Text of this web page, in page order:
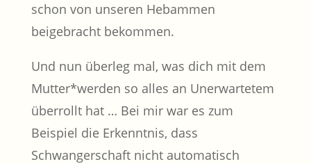
schon von unseren Hebammen
beigebracht bekommen.
Und nun überleg mal, was dich mit dem
Mutter*werden so alles an Unerwartetem
überrollt hat … Bei mir war es zum
Beispiel die Erkenntnis, dass
Schwangerschaft nicht automatisch